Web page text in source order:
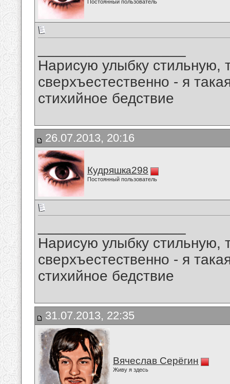
Постоянный пользователь
Нарисую улыбку стильную,
сверхъестественно - я
стихийное бедствие
26.07.2013, 20:16
Кудряшка298
Постоянный пользователь
Нарисую улыбку стильную,
сверхъестественно - я
стихийное бедствие
31.07.2013, 22:35
Вячеслав Серёгин
Живу я здесь